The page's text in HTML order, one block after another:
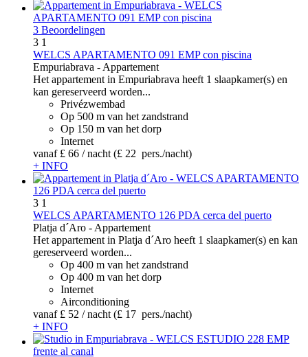
3 Beoordelingen
3 1
WELCS APARTAMENTO 091 EMP con piscina
Empuriabrava - Appartement
Het appartement in Empuriabrava heeft 1 slaapkamer(s) en
kan gereserveerd worden...
Privézwembad
Op 500 m van het zandstrand
Op 150 m van het dorp
Internet
vanaf £ 66 / nacht (£ 22 pers./nacht)
+ INFO
3 1
WELCS APARTAMENTO 126 PDA cerca del puerto
Platja d´Aro - Appartement
Het appartement in Platja d´Aro heeft 1 slaapkamer(s) en kan
gereserveerd worden...
Op 400 m van het zandstrand
Op 400 m van het dorp
Internet
Airconditioning
vanaf £ 52 / nacht (£ 17 pers./nacht)
+ INFO